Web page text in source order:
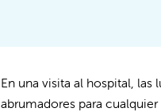
En una visita al hospital,
abrumadores para